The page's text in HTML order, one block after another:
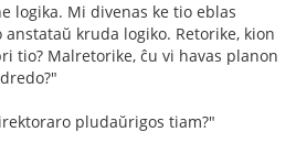
logika. Mi divenas ke tio eblas
kruda logiko. Retorike, kion
tio? Malretorike, ĉu vi havas planon
pludaŭrigos tiam?"